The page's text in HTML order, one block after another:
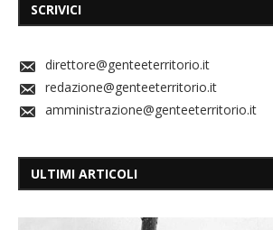
SCRIVICI
direttore@genteeterritorio.it
redazione@genteeterritorio.it
amministrazione@genteeterritorio.it
ULTIMI ARTICOLI